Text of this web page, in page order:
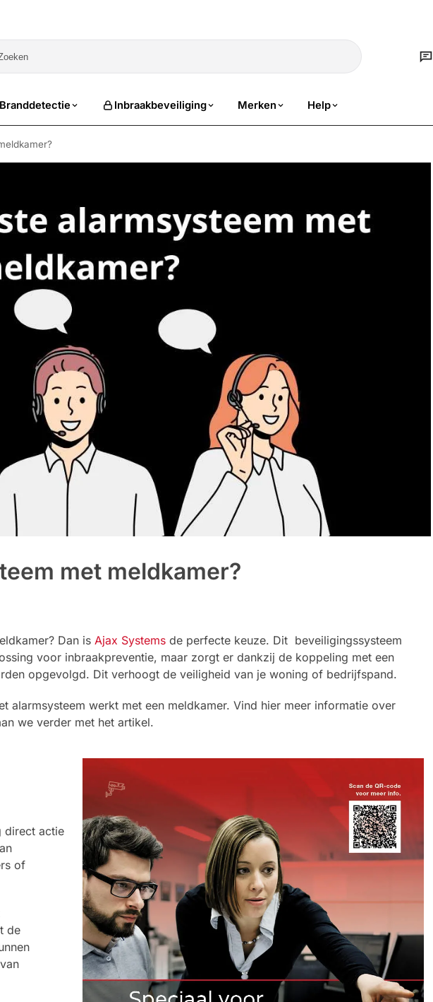
Zoeken
Branddetectie Inbraakbeveiliging Merken Help
met meldkamer?
Dan is Ajax Systemsde perfecte keuze. Dit beveiligingssysteem
voor inbraakpreventie, maar zorgt er dankzij de koppeling met een
opgevolgd. Dit verhoogt de veiligheid van je woning of bedrijfspand.
alarmsysteem werkt met een meldkamer. Vind hier meer informatie over
we verder met het artikel.
direct actie
of
de